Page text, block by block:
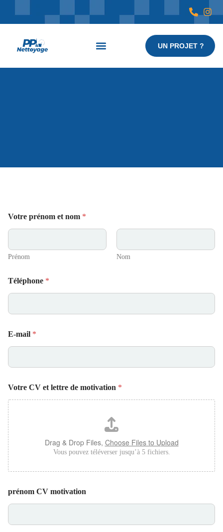
UN PROJET ?
Votre prénom et nom *
Prénom Nom
Téléphone *
E-mail *
Votre CV et lettre de motivation *
Drag & Drop Files, Choose Files to Upload
Vous pouvez téléverser jusqu’à 5 fichiers.
prénom CV motivation